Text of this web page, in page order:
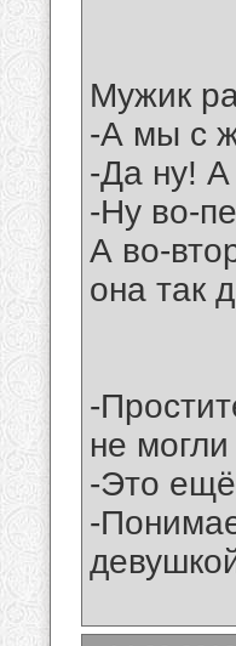
Мужик
-А мы с
-Да ну!
-Ну во-
А во-
она так
-
не
-Это
-